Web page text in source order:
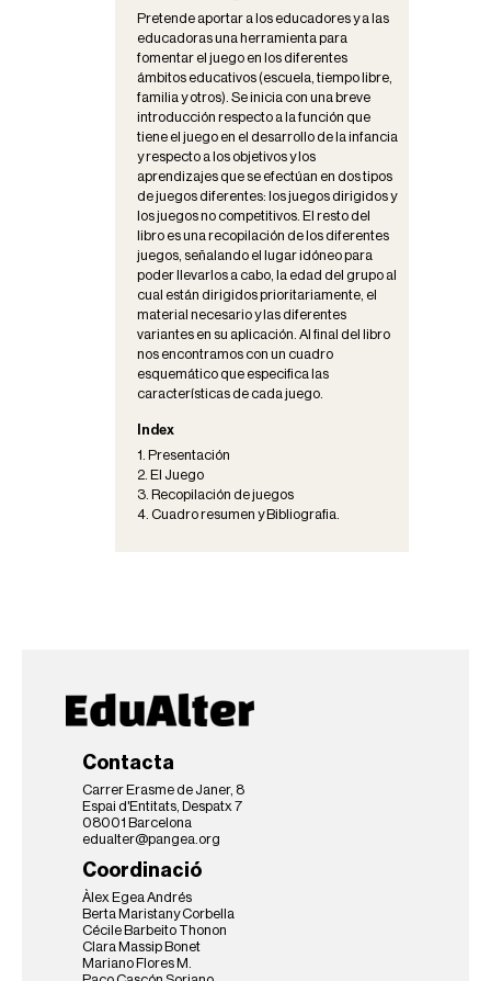
Pretende aportar a los educadores y a las
educadoras una herramienta para
fomentar el juego en los diferentes
ámbitos educativos (escuela, tiempo libre,
familia y otros). Se inicia con una breve
introducción respecto a la función que
tiene el juego en el desarrollo de la infancia
y respecto a los objetivos y los
aprendizajes que se efectúan en dos tipos
de juegos diferentes: los juegos dirigidos y
los juegos no competitivos. El resto del
libro es una recopilación de los diferentes
juegos, señalando el lugar idóneo para
poder llevarlos a cabo, la edad del grupo al
cual están dirigidos prioritariamente, el
material necesario y las diferentes
variantes en su aplicación. Al final del libro
nos encontramos con un cuadro
esquemático que especifica las
características de cada juego.
Index
1. Presentación
2. El Juego
3. Recopilación de juegos
4. Cuadro resumen y Bibliografia.
Contacta
Carrer Erasme de Janer, 8
Espai d'Entitats, Despatx 7
08001 Barcelona
edualter@pangea.org
Coordinació
Àlex Egea Andrés
Berta Maristany Corbella
Cécile Barbeito Thonon
Clara Massip Bonet
Mariano Flores M.